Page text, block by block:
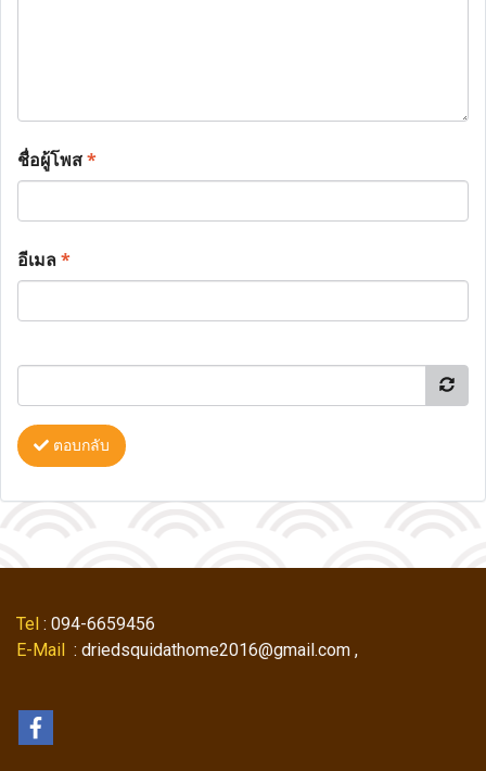
ชื่อผู้โพส*
อีเมล*
ตอบกลับ
Tel : 094-6659456
E-Mail : driedsquidathome2016@gmail.com ,